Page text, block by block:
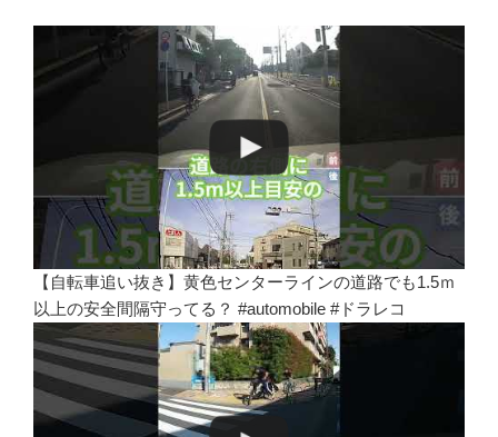
【自転車追い抜き】黄色センターラインの道路でも1.5ｍ
以上の安全間隔守ってる？ #automobile #ドラレコ